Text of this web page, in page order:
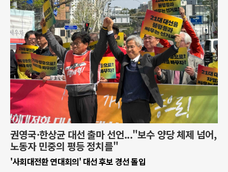
권영국·한상균 대선 출마 선언..."보수 양당 체제 넘어,
노동자 민중의 평등 정치를"
'사회대전환 연대회의' 대선 후보 경선 돌입